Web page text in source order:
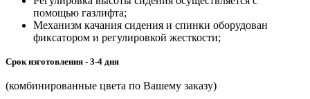
помощью газлифта;
Механизм качания сидения и спинки оборудован
фиксатором и регулировкой жесткости;
Срок изготовления - 3-4 дня
(комбинированные цвета по Вашему заказу)